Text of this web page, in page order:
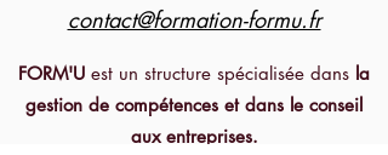
contact@formation-formu.fr
FORM'U est un structure spécialisée dans la
gestion de compétences et dans le conseil
aux entreprises.